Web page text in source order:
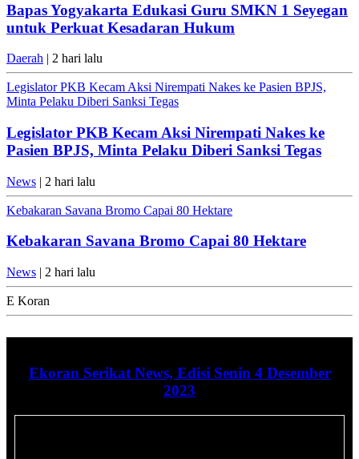
Bapas Yogyakarta Edukasi Guru SMKN 1 Seyegan
untuk Perkuat Kesadaran Hukum
Daerah | 2 hari lalu
Legislator PKB Kecam Aksi Nirempati Nakes ke Pasien BPJS,
Minta Pelaku Diberi Sanksi Tegas
Legislator PKB Kecam Aksi Nirempati Nakes ke
Pasien BPJS, Minta Pelaku Diberi Sanksi Tegas
News | 2 hari lalu
Kebakaran Savana Bromo Capai 80 Hektare
Kebakaran Savana Bromo Capai 80 Hektare
News | 2 hari lalu
E Koran
Ekoran Serikat News, Edisi Senin 4 Desember
2023